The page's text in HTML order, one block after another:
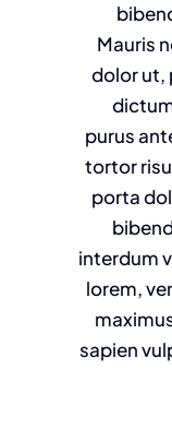
Mauris
dolor ut,
purus
tortor
porta
interdum
lorem,
sapien